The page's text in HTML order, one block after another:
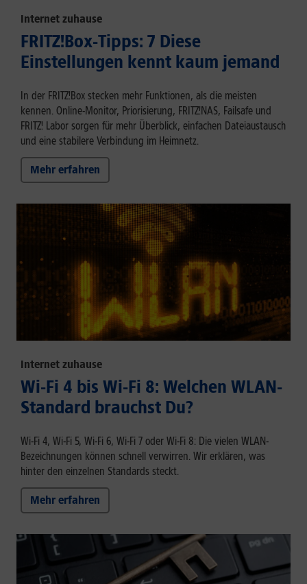
Internet zuhause
FRITZ!Box-Tipps: 7 Diese
Einstellungen kennt kaum jemand
In der FRITZ!Box stecken mehr Funktionen, als die meisten
kennen. Online-Monitor, Priorisierung, FRITZ!NAS, Failsafe und
FRITZ! Labor sorgen für mehr Überblick, einfachen Dateiaustausch
und eine stabilere Verbindung im Heimnetz.
Mehr erfahren
Internet zuhause
Wi-Fi 4 bis Wi-Fi 8: Welchen WLAN-
Standard brauchst Du?
Wi-Fi 4, Wi-Fi 5, Wi-Fi 6, Wi-Fi 7 oder Wi-Fi 8: Die vielen WLAN-
Bezeichnungen können schnell verwirren. Wir erklären, was
hinter den einzelnen Standards steckt.
Mehr erfahren